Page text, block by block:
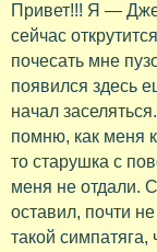
Привет!!! Я —
сейчас
почесать мне
появился здесь
начал
помню, как меня
то старушка с
меня не отдали.
оставил, почти
такой